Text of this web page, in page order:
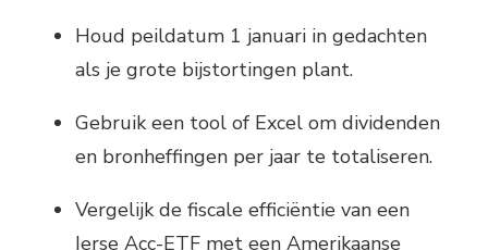
Houd peildatum 1 januari in gedachten
als je grote bijstortingen plant.
Gebruik een tool of Excel om dividenden
en bronheffingen per jaar te totaliseren.
Vergelijk de fiscale efficiëntie van een
Ierse Acc-ETF met een Amerikaanse